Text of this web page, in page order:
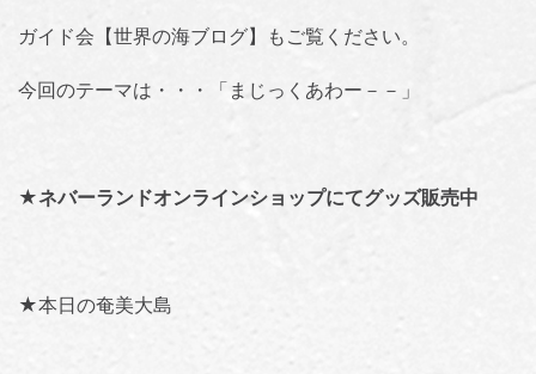
ガイド会【世界の海ブログ】 もご覧ください。
今回のテーマは・・・「 まじっくあわー－－ 」
★ネバーランドオンラインショップにてグッズ販売中
★本日の奄美大島